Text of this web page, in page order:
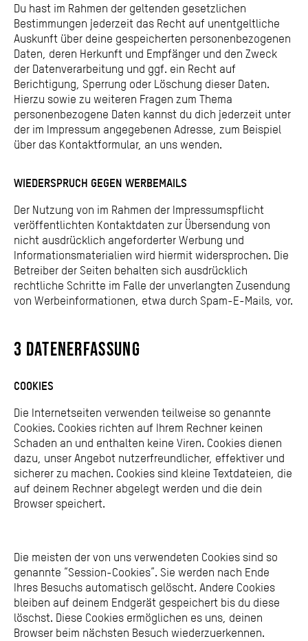
Du hast im Rahmen der geltenden gesetzlichen
Bestimmungen jederzeit das Recht auf unentgeltliche
Auskunft über deine gespeicherten personenbezogenen
Daten, deren Herkunft und Empfänger und den Zweck
der Datenverarbeitung und ggf. ein Recht auf
Berichtigung, Sperrung oder Löschung dieser Daten.
Hierzu sowie zu weiteren Fragen zum Thema
personenbezogene Daten kannst du dich jederzeit unter
der im Impressum angegebenen Adresse, zum Beispiel
über das Kontaktformular, an uns wenden.
WIEDERSPRUCH GEGEN WERBEMAILS
Der Nutzung von im Rahmen der Impressumspflicht
veröffentlichten Kontaktdaten zur Übersendung von
nicht ausdrücklich angeforderter Werbung und
Informationsmaterialien wird hiermit widersprochen. Die
Betreiber der Seiten behalten sich ausdrücklich
rechtliche Schritte im Falle der unverlangten Zusendung
von Werbeinformationen, etwa durch Spam-E-Mails, vor.
3 datenerfassung
COOKIES
Die Internetseiten verwenden teilweise so genannte
Cookies. Cookies richten auf Ihrem Rechner keinen
Schaden an und enthalten keine Viren. Cookies dienen
dazu, unser Angebot nutzerfreundlicher, effektiver und
sicherer zu machen. Cookies sind kleine Textdateien, die
auf deinem Rechner abgelegt werden und die dein
Browser speichert.
Die meisten der von uns verwendeten Cookies sind so
genannte “Session-Cookies”. Sie werden nach Ende
Ihres Besuchs automatisch gelöscht. Andere Cookies
bleiben auf deinem Endgerät gespeichert bis du diese
löschst. Diese Cookies ermöglichen es uns, deinen
Browser beim nächsten Besuch wiederzuerkennen.